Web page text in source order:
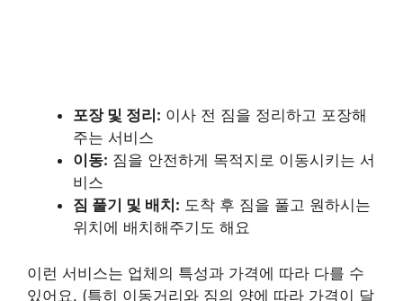
포장 및 정리: 이사 전 짐을 정리하고 포장해
주는 서비스
이동: 짐을 안전하게 목적지로 이동시키는 서
비스
짐 풀기 및 배치: 도착 후 짐을 풀고 원하시는
위치에 배치해주기도 해요
이런 서비스는 업체의 특성과 가격에 따라 다를 수
있어요. (특히 이동거리와 짐의 양에 따라 가격이 달